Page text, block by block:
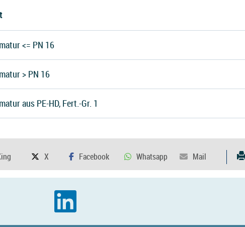
<= PN 16
> PN 16
aus PE-HD, Fert.-Gr. 1